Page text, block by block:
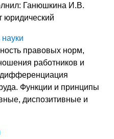
Ганюшкина И.В.
юридический
правовых норм,
работников и
дифференциация
Функции и принципы
диспозитивные и